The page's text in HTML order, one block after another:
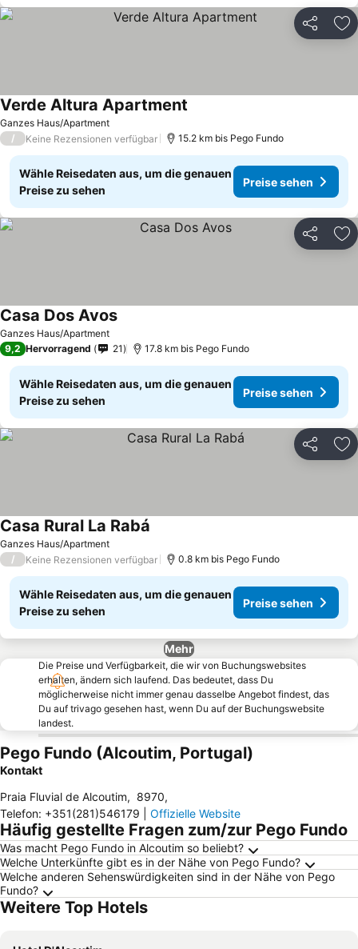
Teilen
Ganzes Haus/Apartment
Verde Altura Apartment
/ Keine Rezensionen verfügbar 15.2 km bis Pego Fundo
Wähle Reisedaten aus, um die genauen
Preise zu sehen
Preise sehen
Teilen
Ganzes Haus/Apartment
Casa Dos Avos
9,2 Hervorragend 21 17.8 km bis Pego Fundo
Wähle Reisedaten aus, um die genauen
Preise zu sehen
Preise sehen
Teilen
Ganzes Haus/Apartment
Casa Rural La Rabá
/ Keine Rezensionen verfügbar 0.8 km bis Pego Fundo
Wähle Reisedaten aus, um die genauen
Preise zu sehen
Preise sehen
Mehr
Die Preise und Verfügbarkeit, die wir von Buchungswebsites
erhalten, ändern sich laufend. Das bedeutet, dass Du
möglicherweise nicht immer genau dasselbe Angebot findest, das
Du auf trivago gesehen hast, wenn Du auf der Buchungswebsite
landest.
Pego Fundo (Alcoutim, Portugal)
Kontakt
Praia Fluvial de Alcoutim, 8970,
Telefon: +351(281)546179 Offizielle Website
Häufig gestellte Fragen zum/zur Pego Fundo
Was macht Pego Fundo in Alcoutim so beliebt?
Welche Unterkünfte gibt es in der Nähe von Pego Fundo?
Welche anderen Sehenswürdigkeiten sind in der Nähe von Pego
Fundo?
Weitere Top Hotels